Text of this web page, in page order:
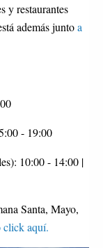
y restaurantes
además juntoa
- 19:00
10:00 - 14:00 |
Santa, Mayo,
click aquí.